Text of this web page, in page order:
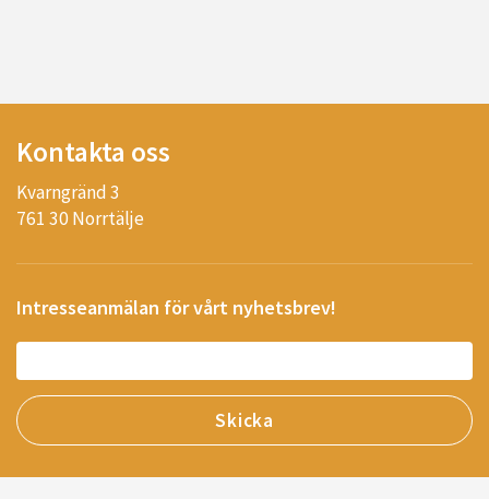
Kontakta oss
Kvarngränd 3
761 30 Norrtälje
Intresseanmälan för vårt nyhetsbrev!